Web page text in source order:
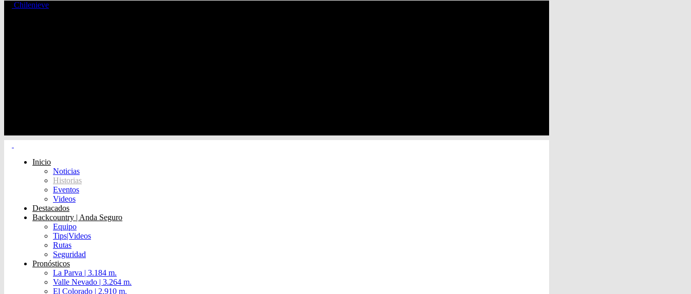
Chilenieve
Inicio
Noticias
Historias
Eventos
Videos
Destacados
Backcountry | Anda Seguro
Equipo
Tips|Videos
Rutas
Seguridad
Pronósticos
La Parva | 3.184 m.
Valle Nevado | 3.264 m.
El Colorado | 2.910 m.